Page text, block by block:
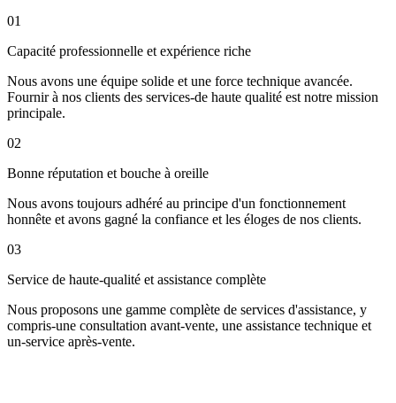
01
Capacité professionnelle et expérience riche
Nous avons une équipe solide et une force technique avancée.
Fournir à nos clients des services-de haute qualité est notre mission
principale.
02
Bonne réputation et bouche à oreille
Nous avons toujours adhéré au principe d'un fonctionnement
honnête et avons gagné la confiance et les éloges de nos clients.
03
Service de haute-qualité et assistance complète
Nous proposons une gamme complète de services d'assistance, y
compris-une consultation avant-vente, une assistance technique et
un-service après-vente.